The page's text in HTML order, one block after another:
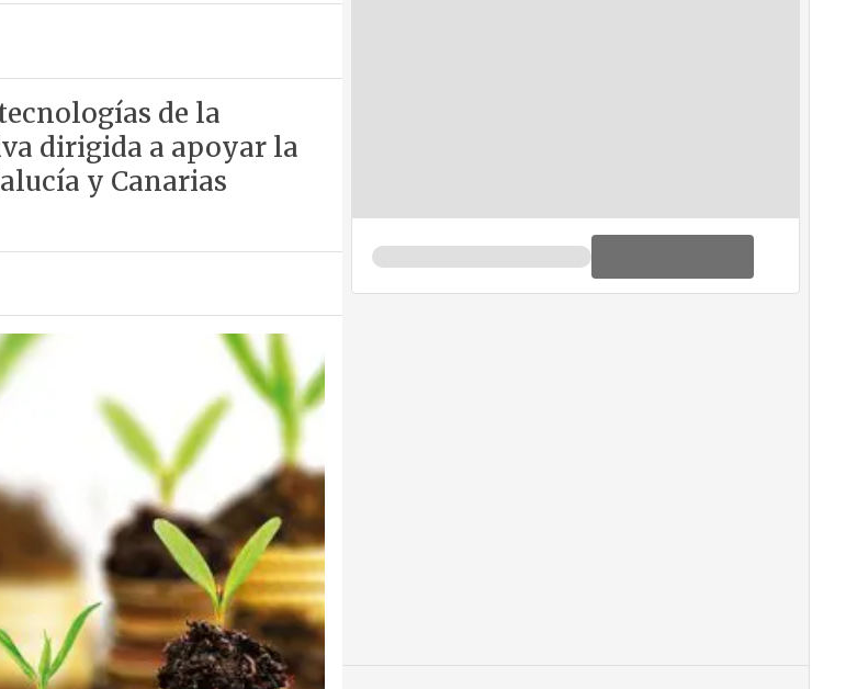
de la
dirigida a apoyar la
y Canarias